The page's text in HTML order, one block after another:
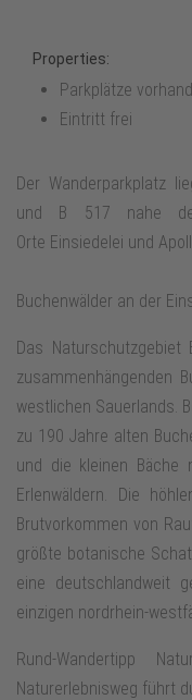
Properties:
Parkplätze
Eintritt frei
Der Wanderparkplatz
und B 517 nahe
Orte Einsiedelei und
Buchenwälder an der
Das
zusammenhängenden
westlichen Sauerlands.
zu 190 Jahre alten
und die kleinen Bäche
Erlenwäldern. Die
Brutvorkommen von
größte botanische
eine deutschlandweit
einzigen nordrhein-
Rund-Wandertipp
Naturerlebnisweg führt